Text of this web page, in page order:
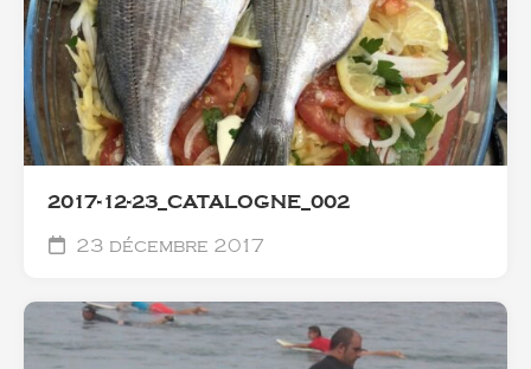
2017-12-23_CATALOGNE_002
23 décembre 2017